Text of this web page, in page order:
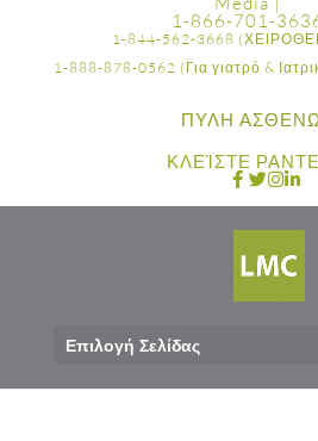
1-866-701-
1-844-562-3668
1-888-878-0562 (Για γιατρό &
ΠΎΛΗ
ΚΛΕΊΣΤΕ
Επιλογή Σελίδας